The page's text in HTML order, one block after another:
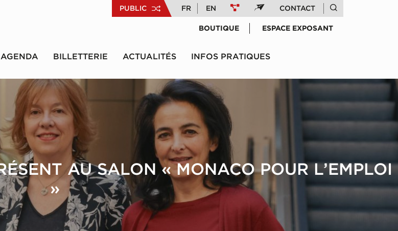
PUBLIC FR EN CONTACT
BOUTIQUE ESPACE EXPOSANT
AGENDA BILLETTERIE ACTUALITÉS INFOS PRATIQUES
AU SALON « MONACO POUR L’EMPLOI
»